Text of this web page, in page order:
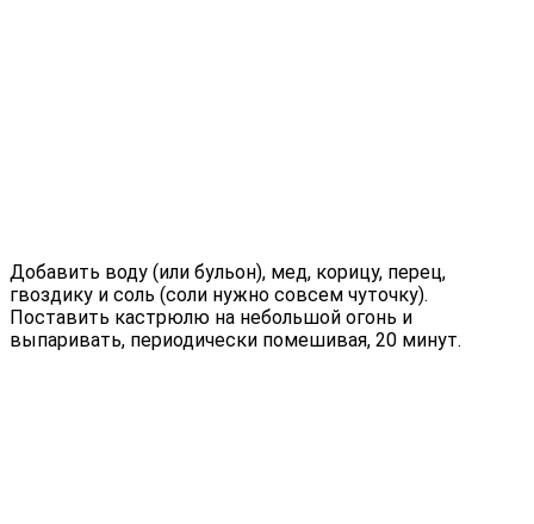
Добавить воду (или бульон), мед, корицу, перец,
гвоздику и соль (соли нужно совсем чуточку).
Поставить кастрюлю на небольшой огонь и
выпаривать, периодически помешивая, 20 минут.